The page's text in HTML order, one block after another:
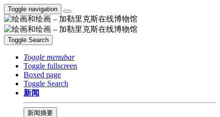
Toggle navigation
Toggle Search
Toggle menubar
Toggle fullscreen
Boxed page
Toggle Search
新闻
新闻摘要